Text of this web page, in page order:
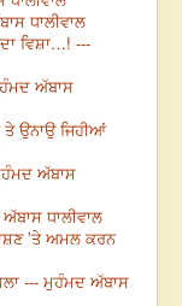
ਧਾਲੀਵਾਲ
ਵਿਸ਼ਾ…! ---
ਅੱਬਾਸ
ਉਨਾਉ ਜਿਹੀਆਂ
ਅੱਬਾਸ
ਧਾਲੀਵਾਲ
’ਤੇ ਅਮਲ ਕਰਨ
--- ਮੁਹੰਮਦ ਅੱਬਾਸ